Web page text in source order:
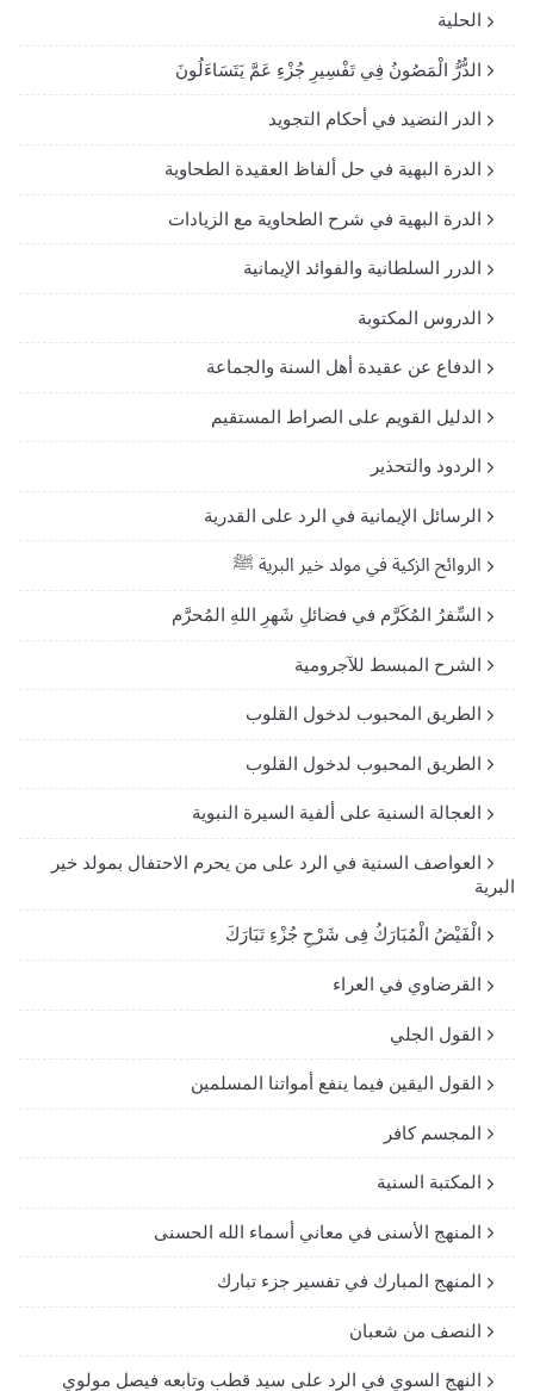
الحلية
الدُّرُّ الْمَصُونُ فِي تَفْسِيرِ جُزْءِ عَمَّ يَتَسَاءَلُونَ
الدر النضيد في أحكام التجويد
الدرة البهية في حل ألفاظ العقيدة الطحاوية
الدرة البهية في شرح الطحاوية مع الزيادات
الدرر السلطانية والفوائد الإيمانية
الدروس المكتوبة
الدفاع عن عقيدة أهل السنة والجماعة
الدليل القويم على الصراط المستقيم
الردود والتحذير
الرسائل الإيمانية في الرد على القدرية
الروائح الزكية في مولد خير البرية ﷺ
السِّفرُ المُكَرَّم في فضائلِ شَهرِ اللهِ المُحرَّم
الشرح المبسط للآجرومية
الطريق المحبوب لدخول القلوب
الطريق المحبوب لدخول القلوب
العجالة السنية على ألفية السيرة النبوية
العواصف السنية في الرد على من يحرم الاحتفال بمولد خير
البرية
الْفَيْضُ الْمُبَارَكُ فِى شَرْحِ جُزْءِ تَبَارَكَ
القرضاوي في العراء
القول الجلي
القول اليقين فيما ينفع أمواتنا المسلمين
المجسم كافر
المكتبة السنية
المنهج الأسنى في معاني أسماء الله الحسنى
المنهج المبارك في تفسير جزء تبارك
النصف من شعبان
النهج السوي في الرد على سيد قطب وتابعه فيصل مولوي